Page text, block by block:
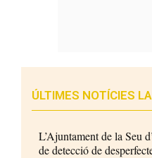
ÚLTIMES NOTÍCIES
L’Ajuntament de la Seu
de detecció de